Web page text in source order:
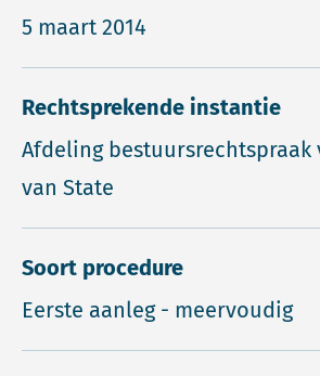
5 maart 2014
Rechtsprekende instantie
Afdeling bestuursrechtspraak
van State
Soort procedure
Eerste aanleg - meervoudig